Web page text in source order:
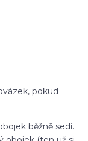
pokud
běžně sedí.